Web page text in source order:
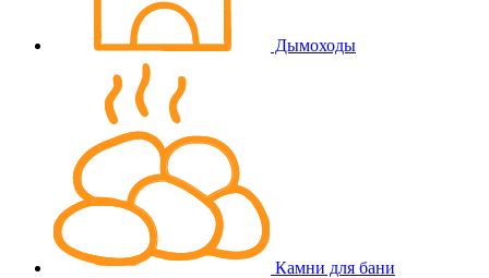
Дымоходы
Камни для бани